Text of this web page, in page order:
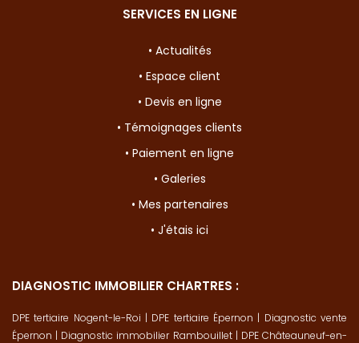
SERVICES EN LIGNE
• Actualités
• Espace client
• Devis en ligne
• Témoignages clients
• Paiement en ligne
• Galeries
• Mes partenaires
• J'étais ici
DIAGNOSTIC IMMOBILIER CHARTRES :
DPE tertiaire Nogent-le-Roi | DPE tertiaire Épernon | Diagnostic vente
Épernon | Diagnostic immobilier Rambouillet| DPE Châteauneuf-en-